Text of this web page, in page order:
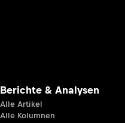
Berichte & Analysen
Alle Artikel
Alle Kolumnen